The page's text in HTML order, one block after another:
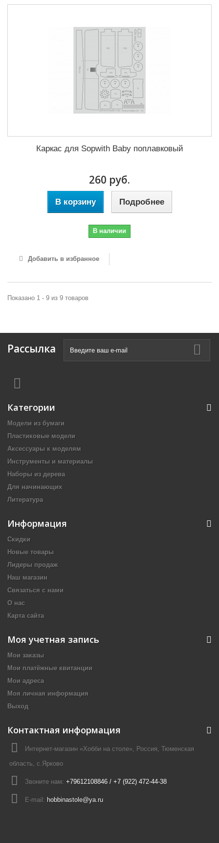
Каркас для Sopwith Baby поплавковый
260 руб.
В корзину Подробнее
В наличии
Добавить в избранное
Показано 1 - 9 из 9 товаров
Рассылка
Категории
Модели из бумаги
Пластиковые модели
Аксессуары к моделям
Инструменты и материалы
Наборы из дерева
Для начинающих
Литература
Информация
Скидки
Новые товары
Лидеры продаж
Наш магазин
Связаться с нами
О нас
Карта сайта
Моя учетная запись
Мои заказы
Мои платёжные квитанции
Мои адреса
Моя личная информация
Выход
Контактная информация
Интернет-магазин «Хобби на столе», Россия, Тюменская
область, с.Ярково
Звоните нам: +79612108846 / +7 (922) 472-44-38
E-mail: hobbinastole@ya.ru